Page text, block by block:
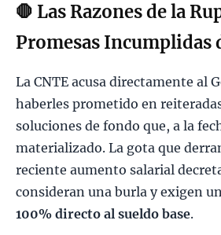
🛑 Las Razones de la
Promesas Incumplidas
La CNTE acusa directamente al
haberles prometido en
soluciones de fondo que, a la
materializado. La gota que
reciente aumento salarial
consideran una burla y exigen
100% directo al sueldo base.